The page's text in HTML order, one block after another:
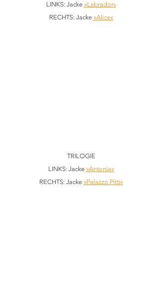
LINKS: Jacke »Labrador«
RECHTS: Jacke »Alice«
TRILOGIE
LINKS: Jacke »Antonia«
RECHTS: Jacke »Palazzo Pitti«